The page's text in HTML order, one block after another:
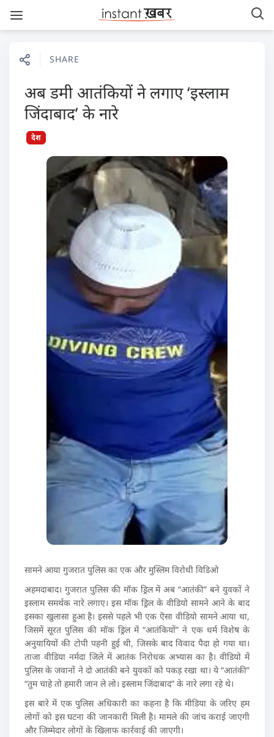
SHARE
अब डमी आतंकियों ने लगाए ‘इस्लाम
जिंदाबाद’ के नारे
देश
सामने आया गुजरात पुलिस का एक और मुस्लिम विरोधी विडिओ
अहमदाबाद। गुजरात पुलिस की मॉक ड्रिल में अब “आतंकी” बने युवकों ने
इस्लाम समर्थक नारे लगाए। इस मॉक ड्रिल के वीडियो सामने आने के बाद
इसका खुलासा हुआ है। इससे पहले भी एक ऎसा वीडियो सामने आया था,
जिसमें सूरत पुलिस की मॉक ड्रिल में “आतंकियों” ने एक धर्म विशेष के
अनुयायियों की टोपी पहनी हुई थी, जिसके बाद विवाद पैदा हो गया था।
ताजा वीडिया नर्मदा जिले में आतंक निरोधक अभ्यास का है। वीडियो में
पुलिस के जवानों ने दो आतंकी बने युवकों को पकड़ रखा था। ये “आतंकी”
“तुम चाहे तो हमारी जान ले लो। इस्लाम जिंदाबाद” के नारे लगा रहे थे।
इस बारे में एक पुलिस अधिकारी का कहना है कि मीडिया के जरिए हम
लोगों को इस घटना की जानकारी मिली है। मामले की जांच कराई जाएगी
और जिम्मेदार लोगों के खिलाफ कार्रवाई की जाएगी।